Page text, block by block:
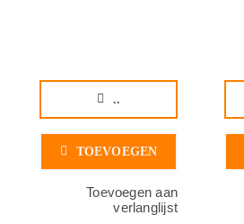
..
TOEVOEGEN
Toevoegen aan
verlanglijst